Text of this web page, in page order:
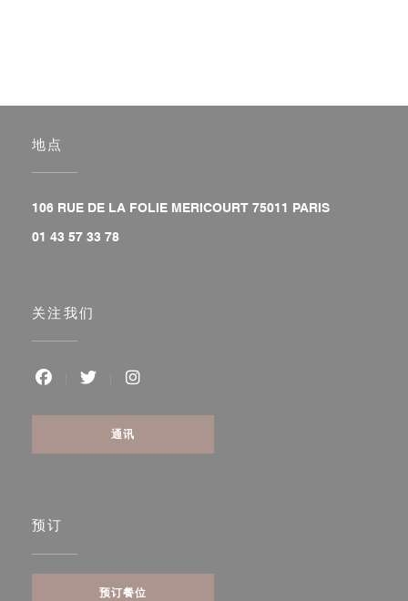
地点
106 RUE DE LA FOLIE MERICOURT 75011 PARIS((在新窗口中
01 43 57 33 78
关注我们
通讯
预订
预订餐位